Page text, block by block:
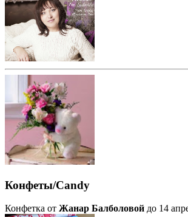
Конфеты/Candy
Конфетка от Жанар Балболовой до 14